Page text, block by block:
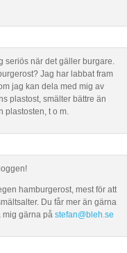
seriös när det gäller burgare.
Jag har labbat fram
jag kan dela med mig av
plastost, smälter bättre än
plastosten, t o m.
hamburgerost, mest för att
Du får mer än gärna
mig gärna på stefan@bleh.se